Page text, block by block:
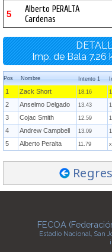
5
Alberto PERALTA
Cardenas
Imp. de Bala 7.26
Pos Nombre Intento 1
1 Zack Short 18.16
2 Anselmo Delgado 13.43
3 Cojac Smith 12.59
4 Andrew Campbell 13.09
5 Alberto Peralta 11.79 x
FECOA
Estadio Nacional, San